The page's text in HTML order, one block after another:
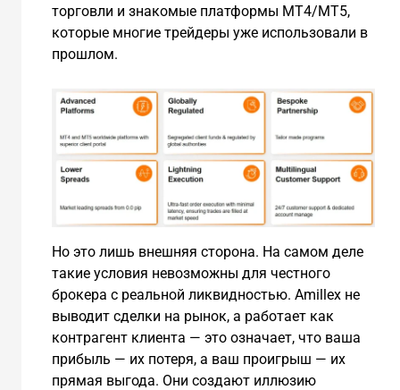
торговли и знакомые платформы MT4/MT5,
которые многие трейдеры уже использовали в
прошлом.
Но это лишь внешняя сторона. На самом деле
такие условия невозможны для честного
брокера с реальной ликвидностью. Amillex не
выводит сделки на рынок, а работает как
контрагент клиента — это означает, что ваша
прибыль — их потеря, а ваш проигрыш — их
прямая выгода. Они создают иллюзию